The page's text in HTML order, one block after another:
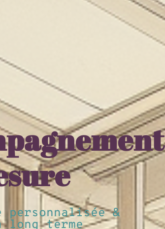
personnalisée &
long terme